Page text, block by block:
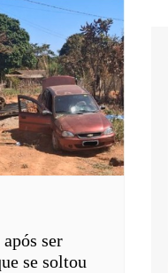
ser
se soltou